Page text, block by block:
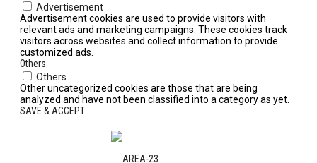
Advertisement
Advertisement cookies are used to provide visitors with
relevant ads and marketing campaigns. These cookies track
visitors across websites and collect information to provide
customized ads.
Others
Others
Other uncategorized cookies are those that are being
analyzed and have not been classified into a category as yet.
SAVE & ACCEPT